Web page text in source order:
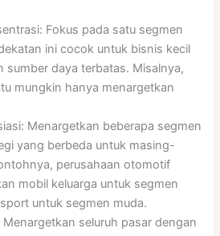
Fokus pada satu segmen
ini cocok untuk bisnis kecil
sumber daya terbatas. Misalnya,
mungkin hanya menargetkan
Menargetkan beberapa segmen
yang berbeda untuk masing-
perusahaan otomotif
mobil keluarga untuk segmen
untuk segmen muda.
Menargetkan seluruh pasar dengan